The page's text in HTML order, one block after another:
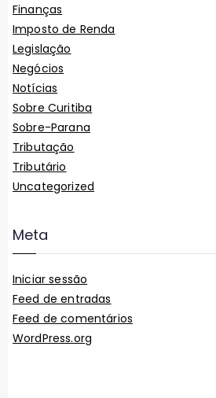
Finanças
Imposto de Renda
Legislação
Negócios
Notícias
Sobre Curitiba
Sobre-Parana
Tributação
Tributário
Uncategorized
Meta
Iniciar sessão
Feed de entradas
Feed de comentários
WordPress.org